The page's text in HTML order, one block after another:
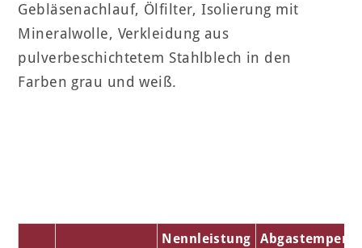
Gebläsenachlauf, Ölfilter, Isolierung mit
Mineralwolle, Verkleidung aus
pulverbeschichtetem Stahlblech in den
Farben grau und weiß.
Nennleistung